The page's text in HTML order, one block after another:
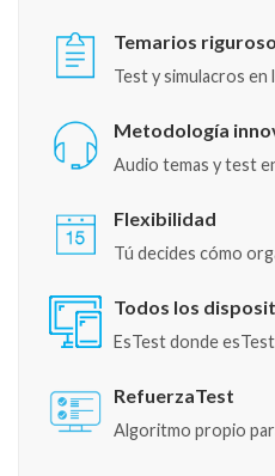
Temarios
Test y simulacros en
Metodología
Audio temas y test
Flexibilidad
Tú decides cómo
Todos los
EsTest donde esTest
RefuerzaTest
Algoritmo propio